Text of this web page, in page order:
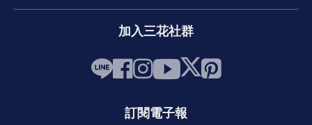
加入三花社群
訂閱電子報